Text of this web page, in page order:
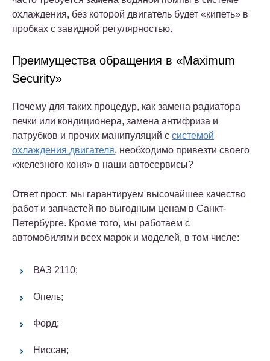
охлаждения, без которой двигатель будет «кипеть» в
пробках с завидной регулярностью.
Преимущества обращения в «Maximum
Security»
Почему для таких процедур, как замена радиатора
печки или кондиционера, замена антифриза и
патрубков и прочих манипуляций с системой
охлаждения двигателя, необходимо привезти своего
«железного коня» в наши автосервисы?
Ответ прост: мы гарантируем высочайшее качество
работ и запчастей по выгодным ценам в Санкт-
Петербурге. Кроме того, мы работаем с
автомобилями всех марок и моделей, в том числе:
ВАЗ 2110;
Опель;
Форд;
Ниссан;